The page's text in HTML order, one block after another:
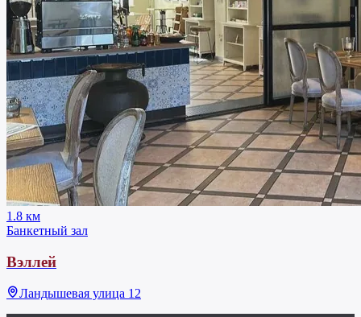
1.8 км
Банкетный зал
Вэллей
Ландышевая улица 12